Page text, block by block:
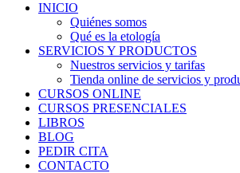
INICIO
Quiénes somos
Qué es la etología
SERVICIOS Y PRODUCTOS
Nuestros servicios y tarifas
Tienda online de servicios y
CURSOS ONLINE
CURSOS PRESENCIALES
LIBROS
BLOG
PEDIR CITA
CONTACTO